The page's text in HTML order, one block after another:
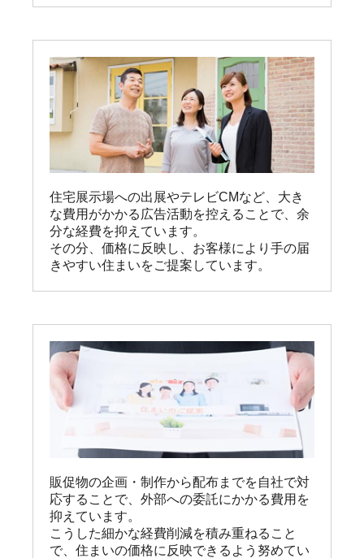
住宅展示場への出展やテレビCMなど、大き
な費用がかかる広告活動を控えることで、余
分な経費を抑えています。
その分、価格に反映し、お客様により手の届
きやすい住まいをご提案しています。
販促物の企画・制作から配布までを自社で対
応することで、外部への委託にかかる費用を
抑えています。
こうした細かな経費削減を積み重ねること
で、住まいの価格に反映できるよう努めてい